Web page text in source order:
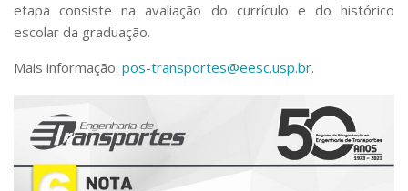
Assessorias e Mídias
Aplicativos e Sites
Jornal da USP
Agenda de Eventos
Defesa de Teses
etapa consiste na avaliação do currículo e do histórico
escolar da graduação.
Mais informação: pos-transportes@eesc.usp.br.